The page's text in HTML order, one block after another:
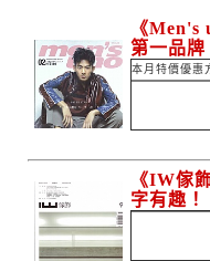
《
第一品牌
本月特價優惠
《IW傢
字有趣！